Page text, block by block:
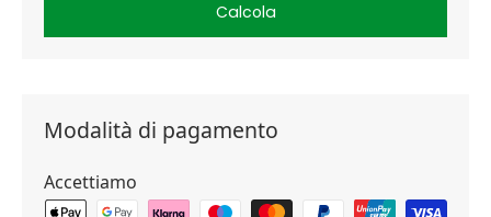
Calcola
Modalità di pagamento
Accettiamo